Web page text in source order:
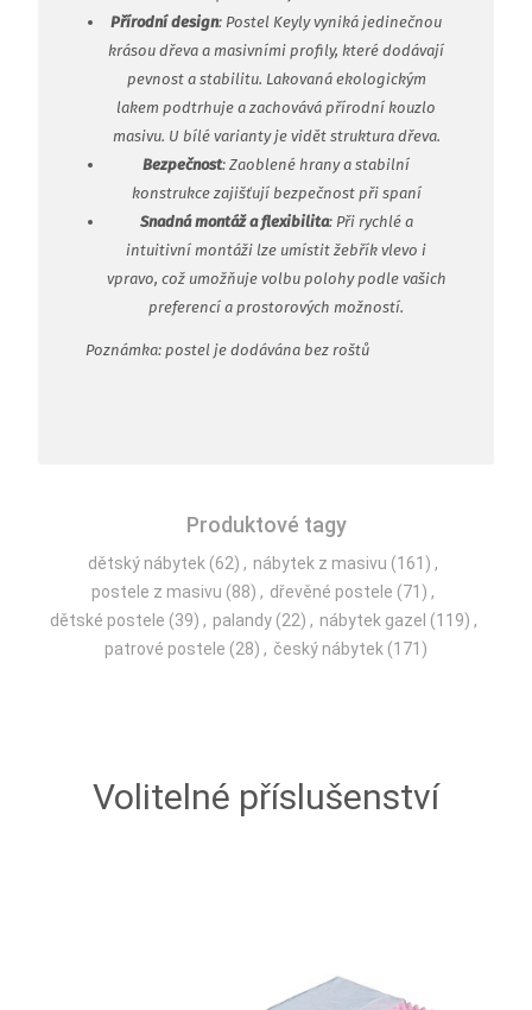
Přírodní design: Postel Keyly vyniká jedinečnou
krásou dřeva a masivními profily, které dodávají
pevnost a stabilitu. Lakovaná ekologickým
lakem podtrhuje a zachovává přírodní kouzlo
masivu. U bílé varianty je vidět struktura dřeva.
Bezpečnost: Zaoblené hrany a stabilní
konstrukce zajišťují bezpečnost při spaní
Snadná montáž a flexibilita: Při rychlé a
intuitivní montáži lze umístit žebřík vlevo i
vpravo, což umožňuje volbu polohy podle vašich
preferencí a prostorových možností.
Poznámka: postel je dodávána bez roštů
Produktové tagy
dětský nábytek (62) , nábytek z masivu (161) ,
postele z masivu (88) , dřevěné postele (71) ,
dětské postele (39) , palandy (22) , nábytek gazel (119) ,
patrové postele (28) , český nábytek (171)
Volitelné příslušenství